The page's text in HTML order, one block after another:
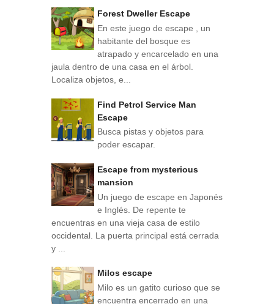
Forest Dweller Escape
En este juego de escape , un
habitante del bosque es
atrapado y encarcelado en una
jaula dentro de una casa en el árbol.
Localiza objetos, e...
Find Petrol Service Man
Escape
Busca pistas y objetos para
poder escapar.
Escape from mysterious
mansion
Un juego de escape en Japonés
e Inglés. De repente te
encuentras en una vieja casa de estilo
occidental. La puerta principal está cerrada
y ...
Milos escape
Milo es un gatito curioso que se
encuentra encerrado en una